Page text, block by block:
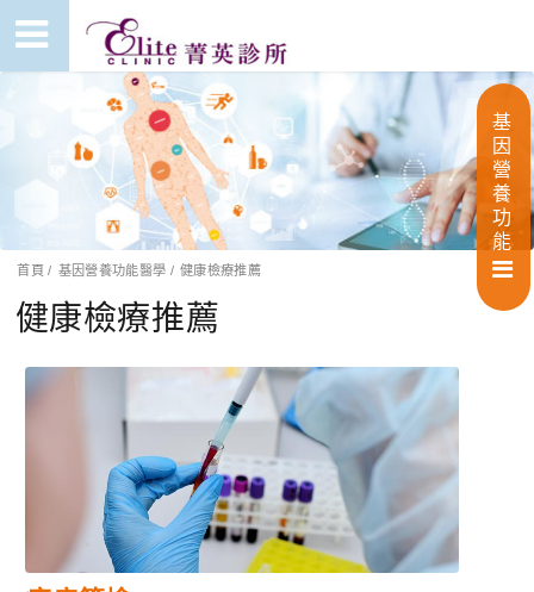
基
因
營
養
功
能
首頁 / 基因營養功能醫學 / 健康檢療推薦
健康檢療推薦